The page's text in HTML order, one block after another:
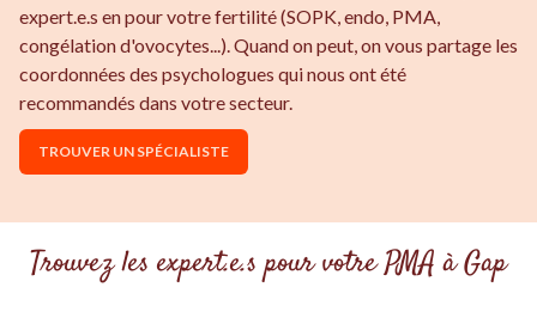
expert.e.s en pour votre fertilité (SOPK, endo, PMA,
congélation d'ovocytes...). Quand on peut, on vous partage les
coordonnées des psychologues qui nous ont été
recommandés dans votre secteur.
TROUVER UN SPÉCIALISTE
Trouvez les expert.e.s pour votre PMA à Gap